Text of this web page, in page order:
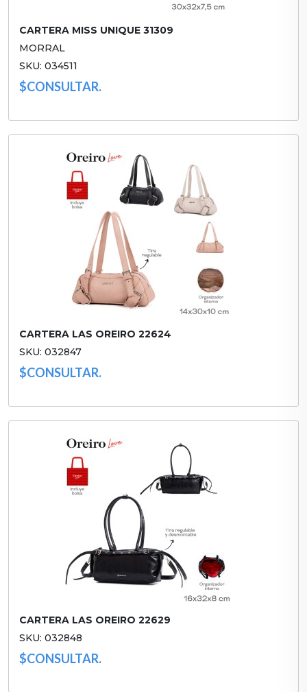
CARTERA MISS UNIQUE 31309
MORRAL
SKU: 034511
$CONSULTAR.
CARTERA LAS OREIRO 22624
SKU: 032847
$CONSULTAR.
CARTERA LAS OREIRO 22629
SKU: 032848
$CONSULTAR.